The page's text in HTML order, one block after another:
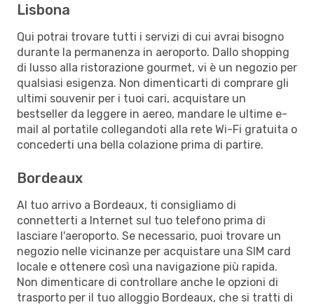
Lisbona
Qui potrai trovare tutti i servizi di cui avrai bisogno
durante la permanenza in aeroporto. Dallo shopping
di lusso alla ristorazione gourmet, vi è un negozio per
qualsiasi esigenza. Non dimenticarti di comprare gli
ultimi souvenir per i tuoi cari, acquistare un
bestseller da leggere in aereo, mandare le ultime e-
mail al portatile collegandoti alla rete Wi-Fi gratuita o
concederti una bella colazione prima di partire.
Bordeaux
Al tuo arrivo a Bordeaux, ti consigliamo di
connetterti a Internet sul tuo telefono prima di
lasciare l'aeroporto. Se necessario, puoi trovare un
negozio nelle vicinanze per acquistare una SIM card
locale e ottenere così una navigazione più rapida.
Non dimenticare di controllare anche le opzioni di
trasporto per il tuo alloggio Bordeaux, che si tratti di